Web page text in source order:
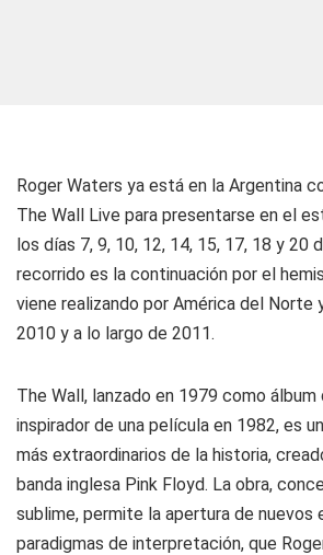
Roger Waters ya está en la Argentina
The Wall Live para presentarse en el
los días 7, 9, 10, 12, 14, 15, 17, 18 y 20
recorrido es la continuación por el
viene realizando por América del Norte
2010 y a lo largo de 2011.
The Wall, lanzado en 1979 como
inspirador de una película en 1982, es
más extraordinarios de la historia,
banda inglesa Pink Floyd. La obra,
sublime, permite la apertura de nuevos
paradigmas de interpretación, que